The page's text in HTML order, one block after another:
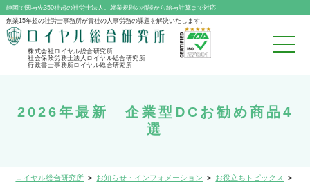
静岡で関与先350社超の社労士法人。就業規則の相談から給与計算まで対応
創業15年超の社労士事務所が貴社の人事労務の課題を解決いたします。
株式会社ロイヤル総合研究所
社会保険労務士法人ロイヤル総合研究所
行政書士事務所ロイヤル総合研究所
2026年最新 企業型DCお勧め商品4
選
ロイヤル総合研究所 > お知らせ・インフォメーション > お役立ちトピックス >